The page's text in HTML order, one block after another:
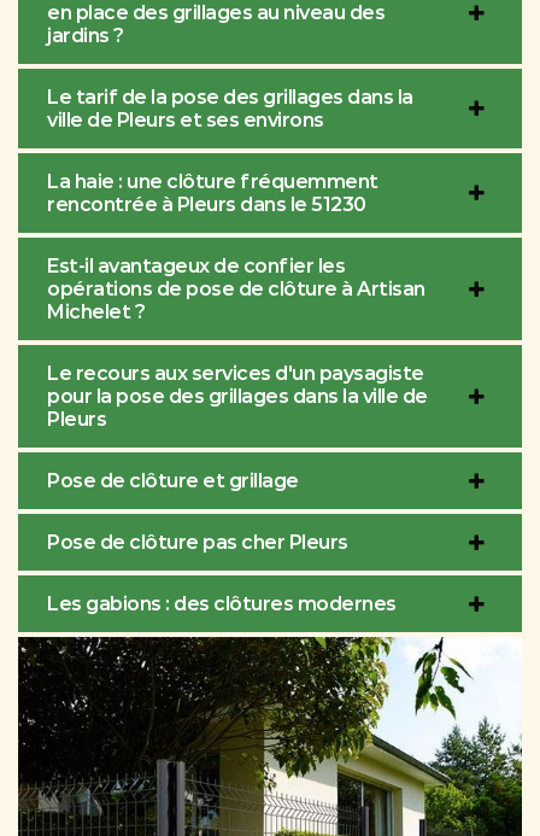
en place des grillages au niveau des
jardins ?
Le tarif de la pose des grillages dans la
ville de Pleurs et ses environs
La haie : une clôture fréquemment
rencontrée à Pleurs dans le 51230
Est-il avantageux de confier les
opérations de pose de clôture à Artisan
Michelet ?
Le recours aux services d'un paysagiste
pour la pose des grillages dans la ville de
Pleurs
Pose de clôture et grillage
Pose de clôture pas cher Pleurs
Les gabions : des clôtures modernes